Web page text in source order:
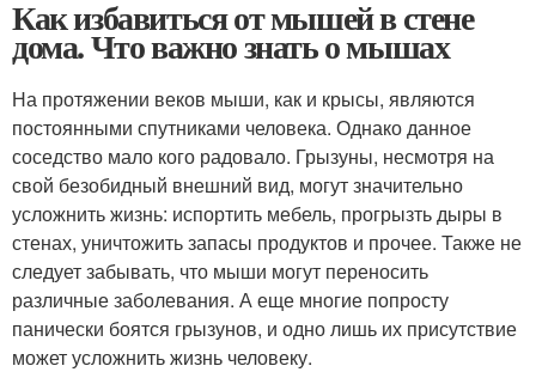
Как избавиться от мышей в стене
дома. Что важно знать о мышах
На протяжении веков мыши, как и крысы, являются
постоянными спутниками человека. Однако данное
соседство мало кого радовало. Грызуны, несмотря на
свой безобидный внешний вид, могут значительно
усложнить жизнь: испортить мебель, прогрызть дыры в
стенах, уничтожить запасы продуктов и прочее. Также не
следует забывать, что мыши могут переносить
различные заболевания. А еще многие попросту
панически боятся грызунов, и одно лишь их присутствие
может усложнить жизнь человеку.